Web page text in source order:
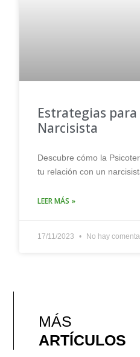
Estrategias
Narcisista
Descubre cómo la
tu relación con un
LEER MÁS »
17/11/2023 No hay
MÁS
ARTÍCULOS